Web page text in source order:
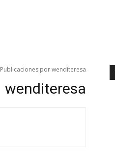
Publicaciones por wenditeresa
wenditeresa